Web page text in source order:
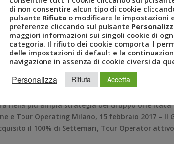
Settemari
,LUCA PATANÈ, MARIO ROCI ,MARSA ALAM,
TOUR OPERATOR,UVET
nella più ampia strategia del Gruppo orientata
e Tour Operating Milano, 15 febbraio 2017 – Il
il 100% di Settemari, Tour Operator
di non consentire alcun tipo di cookie
pulsante Rifiuta o modificare le impostazioni
preferenze cliccando sul pulsante
maggiori informazioni sui singoli cookie di ogni
categoria. Il rifiuto dei cookie comporta il
delle impostazioni di default e la
navigazione in assenza di cookie diversi da
Personalizza Rifiuta Accetta